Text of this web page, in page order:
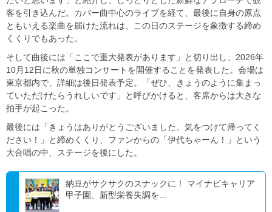
客を引き込んだ。カバー曲中心のライブを経て、最後に自身の原点
ともいえる楽曲を届けた流れは、この日のステージを象徴する締め
くくりでもあった。
そして曲後には「ここで重大発表があります」と切り出し、2026年
10月12日に秋の単独コンサートを開催することを発表した。会場は
東京都内で、詳細は後日発表予定。「ぜひ、きょうのように集まっ
ていただけたらうれしいです」と呼びかけると、客席からは大きな
拍手が起こった。
最後には「きょうはありがとうございました。気をつけて帰ってく
ださい！」と締めくくり、ファンからの「伊代ちゃーん！」という
大合唱の中、ステージを後にした。
納豆がサクサクのスナックに！ マイナビキャリア
甲子園、新型栄養失調を...